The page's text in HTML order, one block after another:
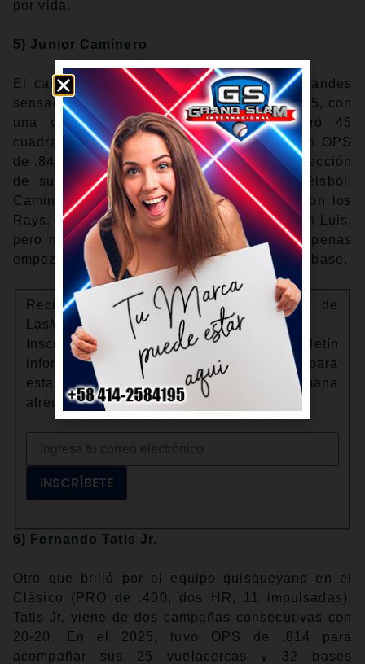
por vida.
5) Junior Caminero
El cañonero dominicano fue una de las grandes
sensaciones de la Liga Americana en el 2025, con
una campaña revelación en que disparó 45
cuadrangulares, empujó 110 carreras y tuvo OPS
de .846. Ahora, después de brillar con la selección
de su país en el Clásico Mundial de Béisbol,
Caminero pretende dar el siguiente paso con los
Rays. Tuvo una primera serie discreta en San Luis,
pero no hay duda de que a los 22 años, apenas
empezamos a ver el trueno del joven tercera base.
Recibe boletines informativos de
LasMayores.com
Inscríbete para recibir nuestro boletín
informativo Lo Esencial de la Semana para
estar al tanto de la tendencia de cada semana
alrededor de Major League Baseball.
INSCRÍBETE
6) Fernando Tatis Jr.
Otro que brilló por el equipo quisqueyano en el
Clásico (PRO de .400, dos HR, 11 impulsadas),
Tatis Jr. viene de dos campañas consecutivas con
20-20. En el 2025, tuvo OPS de .814 para
acompañar sus 25 vuelacercas y 32 bases